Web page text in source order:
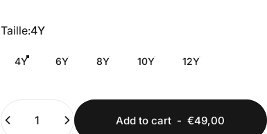
Taille
Taille:4Y
4Y 6Y 8Y 10Y 12Y
Quantity
Add to cart -€49,00